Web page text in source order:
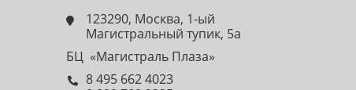
123290, Москва, 1-ый
Магистральный тупик, 5а
БЦ «Магистраль Плаза»
8 495 662 4023